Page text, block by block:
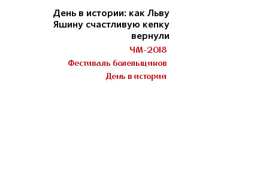
День в истории: как Льву
Яшину счастливую кепку
вернули
ЧМ-2018
Фестиваль болельщиков
День в истории